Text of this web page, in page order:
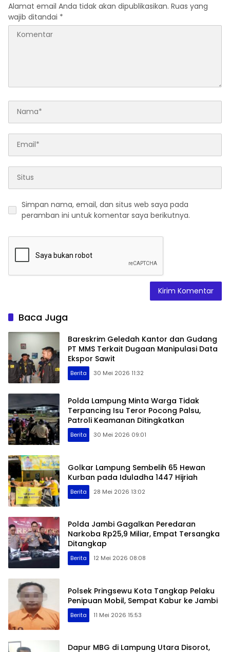
Alamat email Anda tidak akan dipublikasikan. Ruas yang
wajib ditandai *
Simpan nama, email, dan situs web saya pada
peramban ini untuk komentar saya berikutnya.
Baca Juga
Bareskrim Geledah Kantor dan Gudang
PT MMS Terkait Dugaan Manipulasi Data
Ekspor Sawit
Berita 30 Mei 2026 11:32
Polda Lampung Minta Warga Tidak
Terpancing Isu Teror Pocong Palsu,
Patroli Keamanan Ditingkatkan
Berita 30 Mei 2026 09:01
Golkar Lampung Sembelih 65 Hewan
Kurban pada Iduladha 1447 Hijriah
Berita 28 Mei 2026 13:02
Polda Jambi Gagalkan Peredaran
Narkoba Rp25,9 Miliar, Empat Tersangka
Ditangkap
Berita 12 Mei 2026 08:08
Polsek Pringsewu Kota Tangkap Pelaku
Penipuan Mobil, Sempat Kabur ke Jambi
Berita 11 Mei 2026 15:53
Dapur MBG di Lampung Utara Disorot,